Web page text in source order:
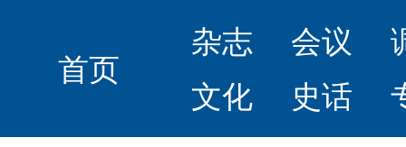
首页
杂志 会议
文化
史话